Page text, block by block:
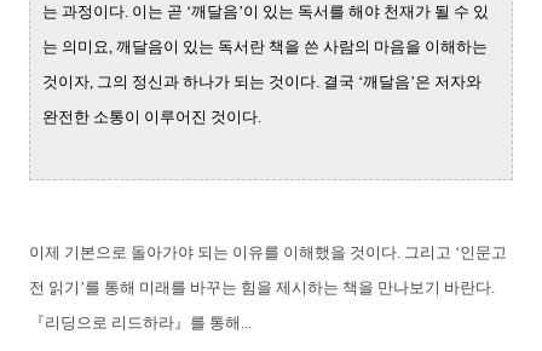
는 과정이다. 이는 곧 ‘깨달음’이 있는 독서를 해야 천재가 될 수 있
는 의미요, 깨달음이 있는 독서란 책을 쓴 사람의 마음을 이해하는
것이자, 그의 정신과 하나가 되는 것이다. 결국 ‘깨달음’은 저자와
완전한 소통이 이루어진 것이다.
이제 기본으로 돌아가야 되는 이유를 이해했을 것이다. 그리고 ‘인문고
전 읽기’를 통해 미래를 바꾸는 힘을 제시하는 책을 만나보기 바란다.
『리딩으로 리드하라』를 통해...